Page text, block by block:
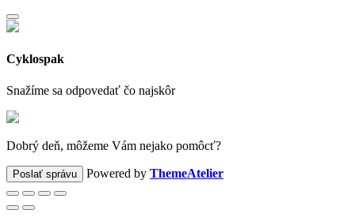
Cyklospak
Snažíme sa odpovedať čo najskôr
Dobrý deň, môžeme Vám nejako pomôcť?
Poslať správu Powered by ThemeAtelier